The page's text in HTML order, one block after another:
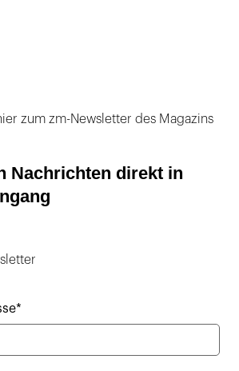
zum zm-Newsletter des Magazins
Nachrichten direkt in